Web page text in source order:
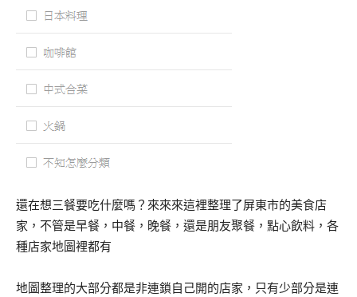
還在想三餐要吃什麼嗎？來來來這裡整理了屏東市的美食店
家，不管是早餐，中餐，晚餐，還是朋友聚餐，點心飲料，各
種店家地圖裡都有
地圖整理的大部分都是非連鎖自己開的店家，只有少部分是連